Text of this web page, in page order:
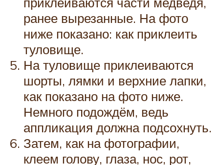
ранее вырезанные. На фото
ниже показано: как приклеить
туловище.
На туловище приклеиваются
шорты, лямки и верхние лапки,
как показано на фото ниже.
Немного подождём, ведь
аппликация должна подсохнуть.
Затем, как на фотографии,
клеем голову, глаза, нос, рот,